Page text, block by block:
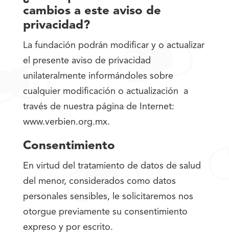
cambios a este aviso de
privacidad?
La fundación podrán modificar y o actualizar
el presente aviso de privacidad
unilateralmente informándoles sobre
cualquier modificación o actualización a
través de nuestra página de Internet:
www.verbien.org.mx.
Consentimiento
En virtud del tratamiento de datos de salud
del menor, considerados como datos
personales sensibles, le solicitaremos nos
otorgue previamente su consentimiento
expreso y por escrito.